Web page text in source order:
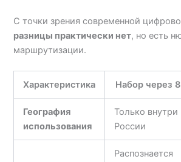
С точки зрения современной
разницы практически нет, но есть
маршрутизации.
Характеристика Набор через 8
География
использования
Только внутри
России
Распознается